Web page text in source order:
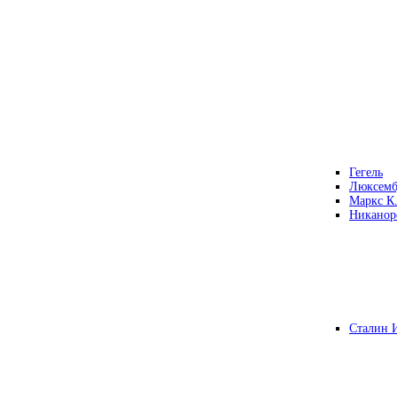
Гегель
Маркс К.
Сталин